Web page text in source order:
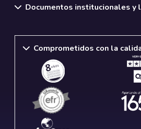
Documentos institucionales y
Comprometidos con la